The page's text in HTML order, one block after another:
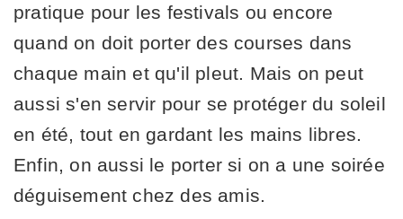
pratique pour les festivals ou encore
quand on doit porter des courses dans
chaque main et qu'il pleut. Mais on peut
aussi s'en servir pour se protéger du soleil
en été, tout en gardant les mains libres.
Enfin, on aussi le porter si on a une soirée
déguisement chez des amis.